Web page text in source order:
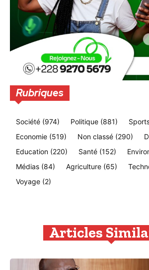
Rubriques
Société (974) Politique (881)
Economie (519) Non classé (290)
Education (220) Santé (152)
Médias (84) Agriculture (65)
Voyage (2)
Articles